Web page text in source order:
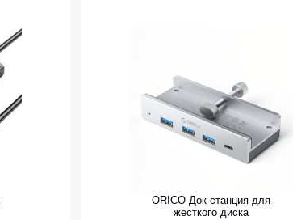
ORICO Док-станция для
жесткого диска